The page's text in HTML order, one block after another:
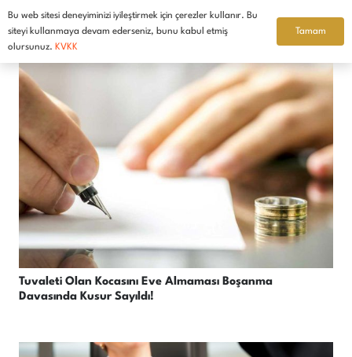
Türkçe
Tuvaleti Olan Kocasını Eve Almaması Boşanma
Davasında Kusur Sayıldı!
Bu web sitesi deneyiminizi iyileştirmek için çerezler kullanır. Bu
siteyi kullanmaya devam ederseniz, bunu kabul etmiş
olursunuz. KVKK
Tamam